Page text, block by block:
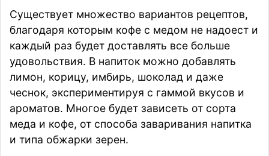
Существует множество вариантов рецептов,
благодаря которым кофе с медом не надоест и
каждый раз будет доставлять все больше
удовольствия. В напиток можно добавлять
лимон, корицу, имбирь, шоколад и даже
чеснок, экспериментируя с гаммой вкусов и
ароматов. Многое будет зависеть от сорта
меда и кофе, от способа заваривания напитка
и типа обжарки зерен.